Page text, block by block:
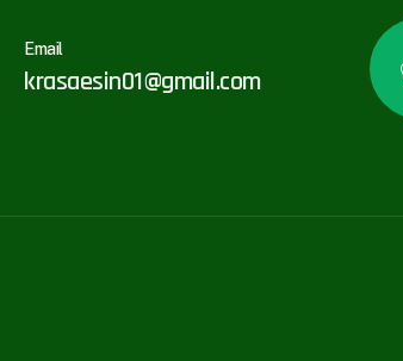
Email
krasaesin01@gmail.com